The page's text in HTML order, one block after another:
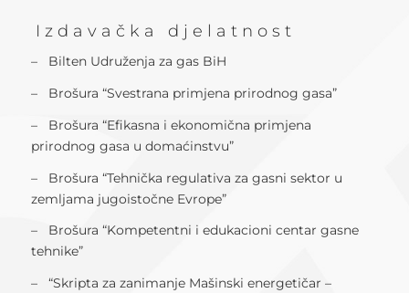
I z d a v a č k a d j e l a t n o s t
– Bilten Udruženja za gas BiH
– Brošura “Svestrana primjena prirodnog gasa”
– Brošura “Efikasna i ekonomična primjena
prirodnog gasa u domaćinstvu”
– Brošura “Tehnička regulativa za gasni sektor u
zemljama jugoistočne Evrope”
– Brošura “Kompetentni i edukacioni centar gasne
tehnike”
– “Skripta za zanimanje Mašinski energetičar –